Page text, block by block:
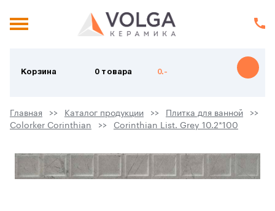
Корзина 0 товара 0.-
Главная Каталог продукции
Плитка для ванной
Colorker Corinthian
Corinthian List. Grey 10.2*100